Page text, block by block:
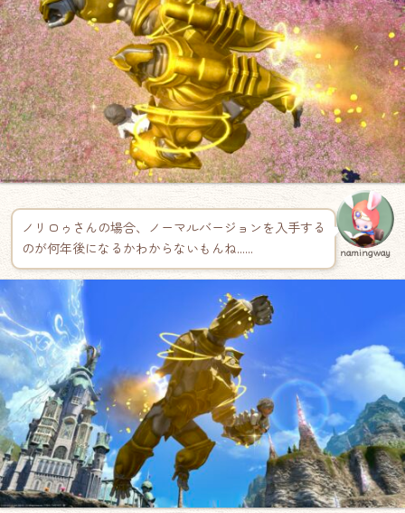
ノリロゥさんの場合、ノーマルバージョンを入手する
のが何年後になるかわからないもんね……
namingway